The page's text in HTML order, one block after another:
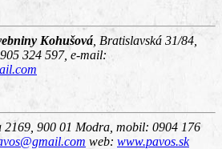
Kohušová Bratislavská 31/84,
324 597, e-mail:
2169, 900 01 Modra , mobil: 0904 176
web: www.pavos.sk